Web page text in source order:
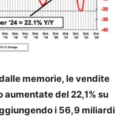
memorie, le vendite
del 22,1% su
i 56,9 miliardi